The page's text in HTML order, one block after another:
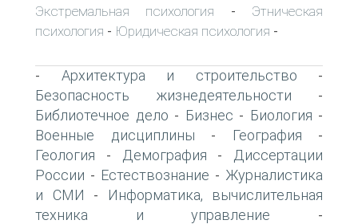
Экстремальная психология - Этническая
психология - Юридическая психология -
- Архитектура и строительство -
Безопасность жизнедеятельности -
Библиотечное дело - Бизнес - Биология -
Военные дисциплины - География -
Геология - Демография -
Диссертации
России - Естествознание - Журналистика
и СМИ -
Информатика, вычислительная
техника и управление -